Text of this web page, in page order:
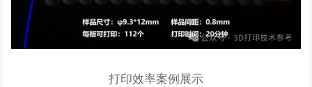
打印效率案例展示